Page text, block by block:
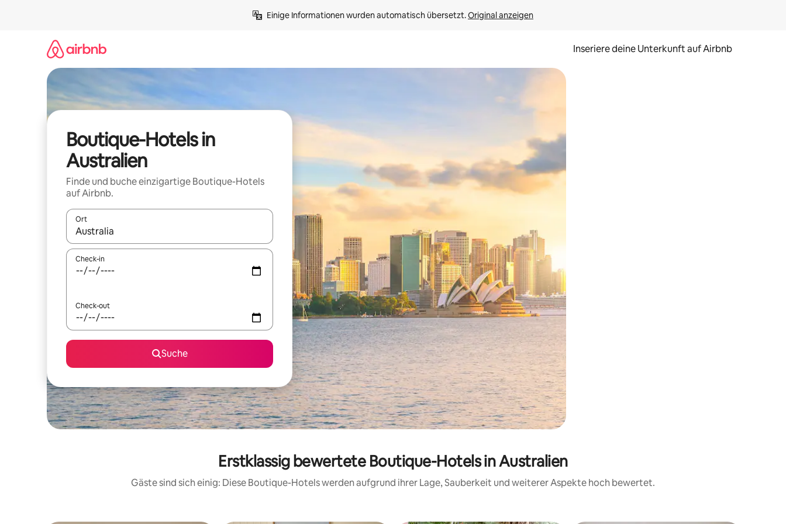
Einige Informationen wurden automatisch übersetzt. Original anzeigen
Inseriere deine Unterkunft auf Airbnb
Boutique-Hotels in
Australien
Finde und buche einzigartige Boutique-Hotels
auf Airbnb.
Ort
Wenn Ergebnisse verfügbar sind, navigiere mit den Pfeiltasten nach oben und unten oder erkunde die Ergebnisse durch Berühren oder Wischgesten.
Check-in
Check-out
Suche
Erstklassig bewertete Boutique-Hotels in Australien
Gäste sind sich einig: Diese Boutique-Hotels werden aufgrund ihrer Lage, Sauberkeit und weiterer Aspekte hoch bewertet.